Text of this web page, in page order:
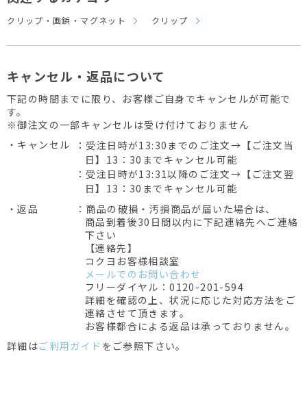
クリップ・画鋲・マグネット クリップ
キャンセル・返品について
下記の時間までに限り、お客様ご自身でキャンセルが可能で
す。
※御注文の一部キャンセルは受け付けておりません
・キャンセル
：受注日時が13:30までのご注文→【ご注文当
日】13：30までキャンセル可能
：受注日時が13:31以降のご注文→【ご注文翌
日】13：30までキャンセル可能
・返品
：商品の破損・汚損商品が届いた場合は、
商品到着後30日間以内に下記連絡先へご連絡
下さい
【連絡先】
コクヨお客様相談室
メールでのお問い合わせ
フリーダイヤル：0120-201-594
詳細を確認の上、状況に応じた対応方法をご
連絡させて頂きます。
お客様都合による返品は承っておりません。
詳細はご利用ガイド をご参照下さい。